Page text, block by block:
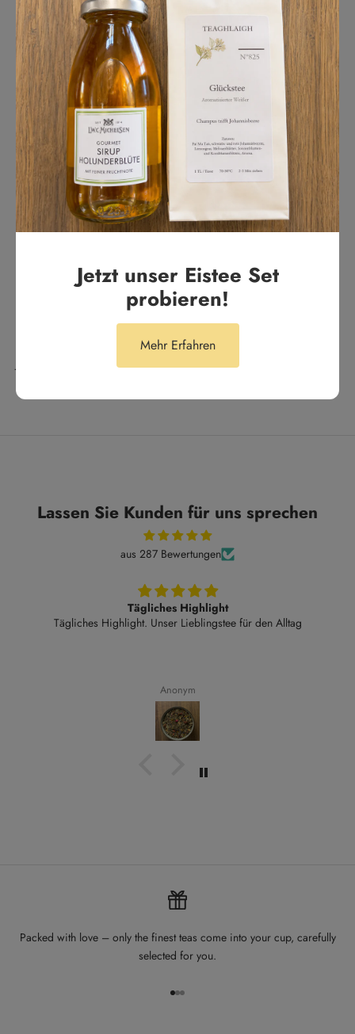
Jetzt unser Eistee Set
probieren!
Mehr Erfahren
Basierend auf 1 Bewertung
Bewertung schreiben
Sort by
frisch und trotzdem super wohlig warm auch für die dunklen
Lassen Sie Kunden für uns sprechen
aus 287 Bewertungen
Tägliches Highlight
Tägliches Highlight. Unser Lieblingstee für den Alltag
Anonym
Packed with love – only the finest teas come into your cup, carefully
selected for you.
Go to item 1
Go to item 2
Go to item 3